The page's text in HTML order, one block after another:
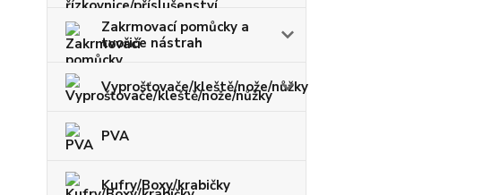
Zakrmovací pomůcky a
tvořiče nástrah
Vyprošťovače/kleště/nože/nůžky
PVA
Kufry/Boxy/krabičky